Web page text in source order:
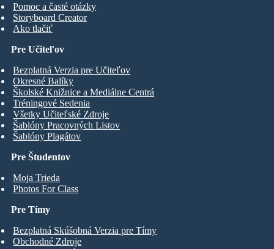
Pomoc a časté otázky
Storyboard Creator
Ako tlačiť
Pre Študentov
Moja Trieda
Photos For Class
Pre Učiteľov
Bezplatná Verzia pre Učiteľov
Okresné Balíky
Školské Knižnice a Mediálne Centrá
Tréningové Sedenia
Všetky Učiteľské Zdroje
Šablóny Pracovných Listov
Šablóny Plagátov
Pre Tímy
Bezplatná Skúšobná Verzia pre Tímy
Obchodné Zdroje